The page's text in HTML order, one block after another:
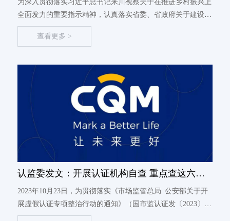
为深入贯彻落实习近平总书记来川视察关于在推进乡村振兴上
全面发力的重要指示精神，认真落实省委、省政府关于建设农
产品质量安全省的部署安排，近日，省政府办公厅印发《四川
省深入推进农产品质量安全省建设行动方案》1（以下简称
查看更多 >
认监委发文：开展认证机构自查 重点查这六个
方面
2023年10月23日，为贯彻落实《市场监管总局 公安部关于开
展虚假认证专项整治行动的通知》（国市监认证发〔2023〕86
号），规范认证市场秩序，督促认证机构落实主体责任，维护